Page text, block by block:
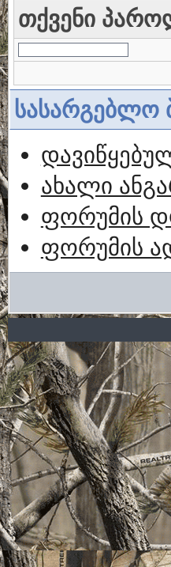
თქვენი
სასარგებლო
ახალი
ფორუმის
ფორუმის